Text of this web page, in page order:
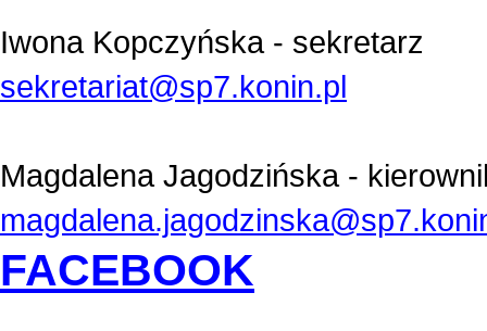
Iwona Kopczyńska - sekretarz
sekretariat@sp7.konin.pl
Magdalena Jagodzińska -
FACEBOOK